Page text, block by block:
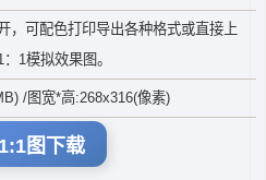
，可配色打印导出各种格式或直接上
1模拟效果图。
/图宽*高:268x316(像素)
1:1图下载